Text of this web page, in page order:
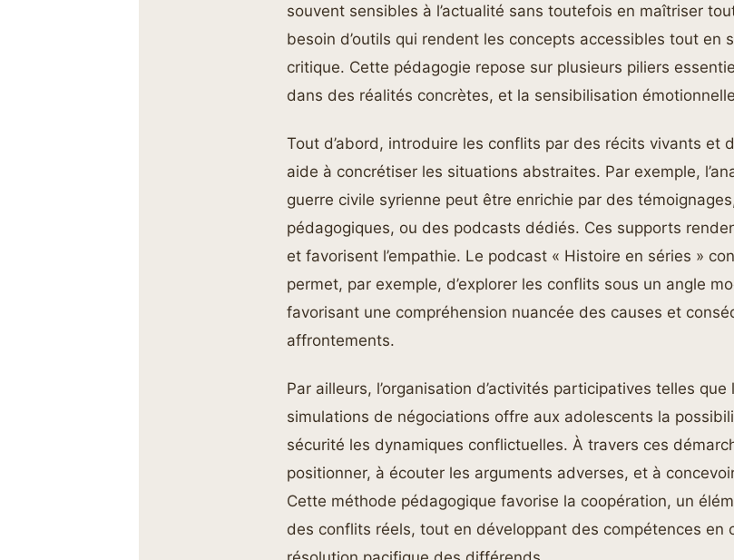
souvent sensibles à l’actualité sans toutefois en maîtriser
besoin d’outils qui rendent les concepts accessibles tout en
critique. Cette pédagogie repose sur plusieurs piliers
dans des réalités concrètes, et la sensibilisation
Tout d’abord, introduire les conflits par des récits vivants et
aide à concrétiser les situations abstraites. Par exemple,
guerre civile syrienne peut être enrichie par des
pédagogiques, ou des podcasts dédiés. Ces supports
et favorisent l’empathie. Le podcast « Histoire en séries »
permet, par exemple, d’explorer les conflits sous un angle
favorisant une compréhension nuancée des causes et
affrontements.
Par ailleurs, l’organisation d’activités participatives telles
simulations de négociations offre aux adolescents la
sécurité les dynamiques conflictuelles. À travers ces
positionner, à écouter les arguments adverses, et à
Cette méthode pédagogique favorise la coopération, un
des conflits réels, tout en développant des compétences en